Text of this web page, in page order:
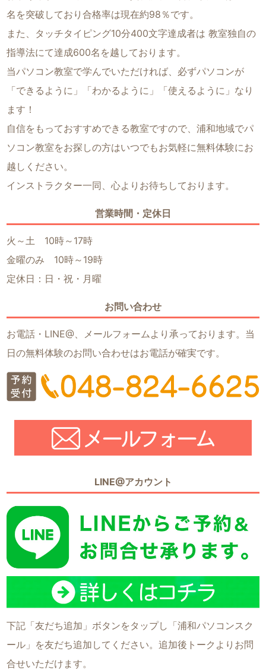
名を突破しており合格率は現在約98％です。
また、タッチタイピング10分400文字達成者は 教室独自の
指導法にて達成600名を越しております。
当パソコン教室で学んでいただければ、必ずパソコンが
「できるように」「わかるように」「使えるように」なり
ます！
自信をもっておすすめできる教室ですので、浦和地域でパ
ソコン教室をお探しの方はいつでもお気軽に無料体験にお
越しください。
インストラクター一同、心よりお待ちしております。
営業時間・定休日
火～土 10時～17時
金曜のみ 10時～19時
定休日：日・祝・月曜
お問い合わせ
お電話・LINE@、メールフォームより承っております。当
日の無料体験のお問い合わせはお電話が確実です。
LINE@アカウント
下記「友だち追加」ボタンをタップし「浦和パソコンスク
ール」を友だち追加してください。追加後トークよりお問
合せいただけます。